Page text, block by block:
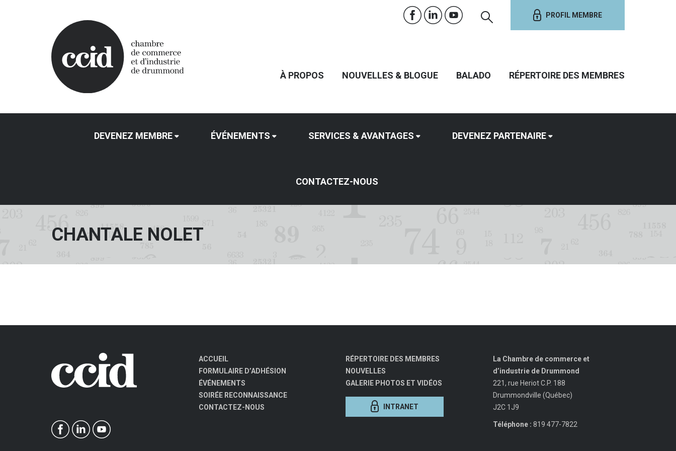
PROFIL MEMBRE
À PROPOS NOUVELLES & BLOGUE BALADO RÉPERTOIRE DES MEMBRES
DEVENEZ MEMBRE ÉVÉNEMENTS SERVICES & AVANTAGES DEVENEZ PARTENAIRE
CONTACTEZ-NOUS
CHANTALE NOLET
ACCUEIL
FORMULAIRE D’ADHÉSION
ÉVÉNEMENTS
SOIRÉE RECONNAISSANCE
CONTACTEZ-NOUS
RÉPERTOIRE DES MEMBRES
NOUVELLES
GALERIE PHOTOS ET VIDÉOS
INTRANET
La Chambre de commerce et
d’industrie de Drummond
221, rue Heriot C.P. 188
Drummondville (Québec)
J2C 1J9
Téléphone : 819 477-7822